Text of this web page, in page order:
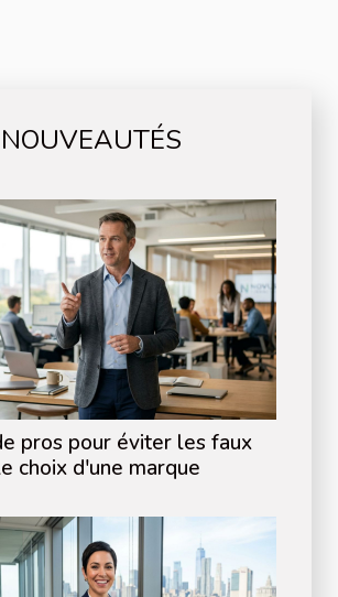
NOUVEAUTÉS
pros pour éviter les faux
choix d'une marque